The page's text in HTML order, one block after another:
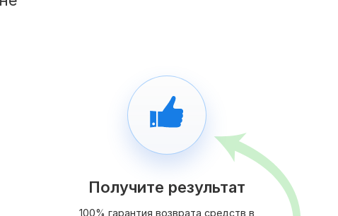
Получите результат
100% гарантия возврата средств в